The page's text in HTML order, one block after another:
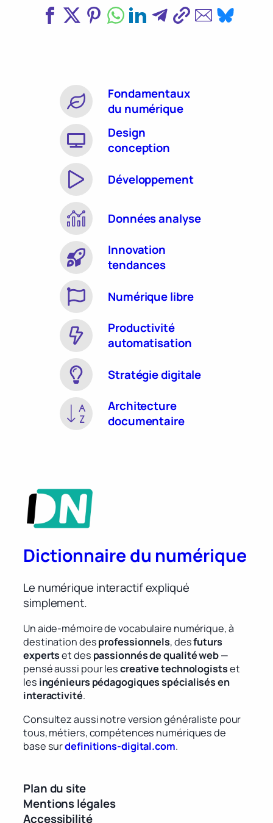
Fondamentaux
du numérique
Design
conception
Développement
Données analyse
Innovation
tendances
Numérique libre
Productivité
automatisation
Stratégie digitale
Architecture
documentaire
Dictionnaire du numérique
Le numérique interactif expliqué
simplement.
Un aide-mémoire de vocabulaire numérique, à
destination desprofessionnels, desfuturs
expertset des passionnés de qualité web—
pensé aussi pour lescreative technologistset
les ingénieurs pédagogiques spécialisés en
interactivité.
Consultez aussi notre version généraliste pour
tous, métiers, compétences numériques de
base surdefinitions-digital.com.
Plan du site
Mentions légales
Accessibilité